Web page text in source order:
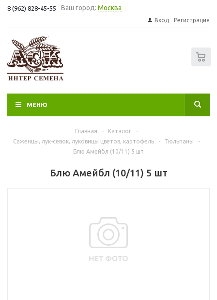
8 (962) 828-45-55 Ваш город: Москва
Вход Регистрация
МЕНЮ
Главная - Каталог
-
Саженцы, лук-севок, луковицы цветов, картофель
- Тюльпаны
-
Блю Амейбл (10/11) 5 шт
Блю Амейбл (10/11) 5 шт